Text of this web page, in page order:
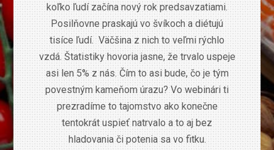
koľko ľudí začína nový rok predsavzatiami.
Posilňovne praskajú vo švíkoch a diétujú
tisíce ľudí. Väčšina z nich to veľmi rýchlo
vzdá. Štatistiky hovoria jasne, že trvalo uspeje
asi len 5% z nás. Čím to asi bude, čo je tým
povestným kameňom úrazu? Vo webinári ti
prezradíme to tajomstvo ako konečne
tentokrát uspieť natrvalo a to aj bez
hladovania či potenia sa vo fitku.